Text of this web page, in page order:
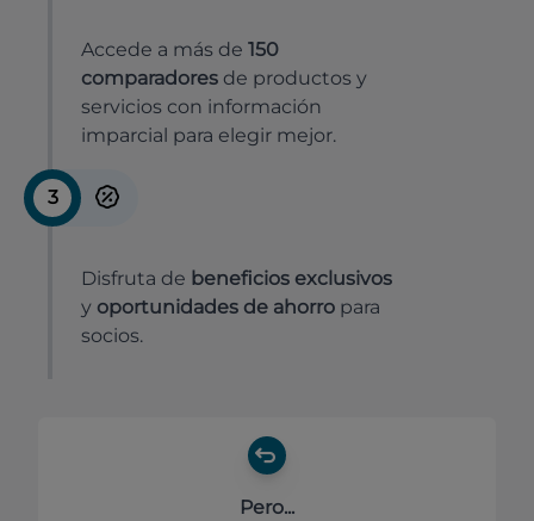
Accede a más de 150
comparadores de productos y
servicios con información
imparcial para elegir mejor.
3
Disfruta de beneficios exclusivos
y oportunidades de ahorro para
socios.
Pero...